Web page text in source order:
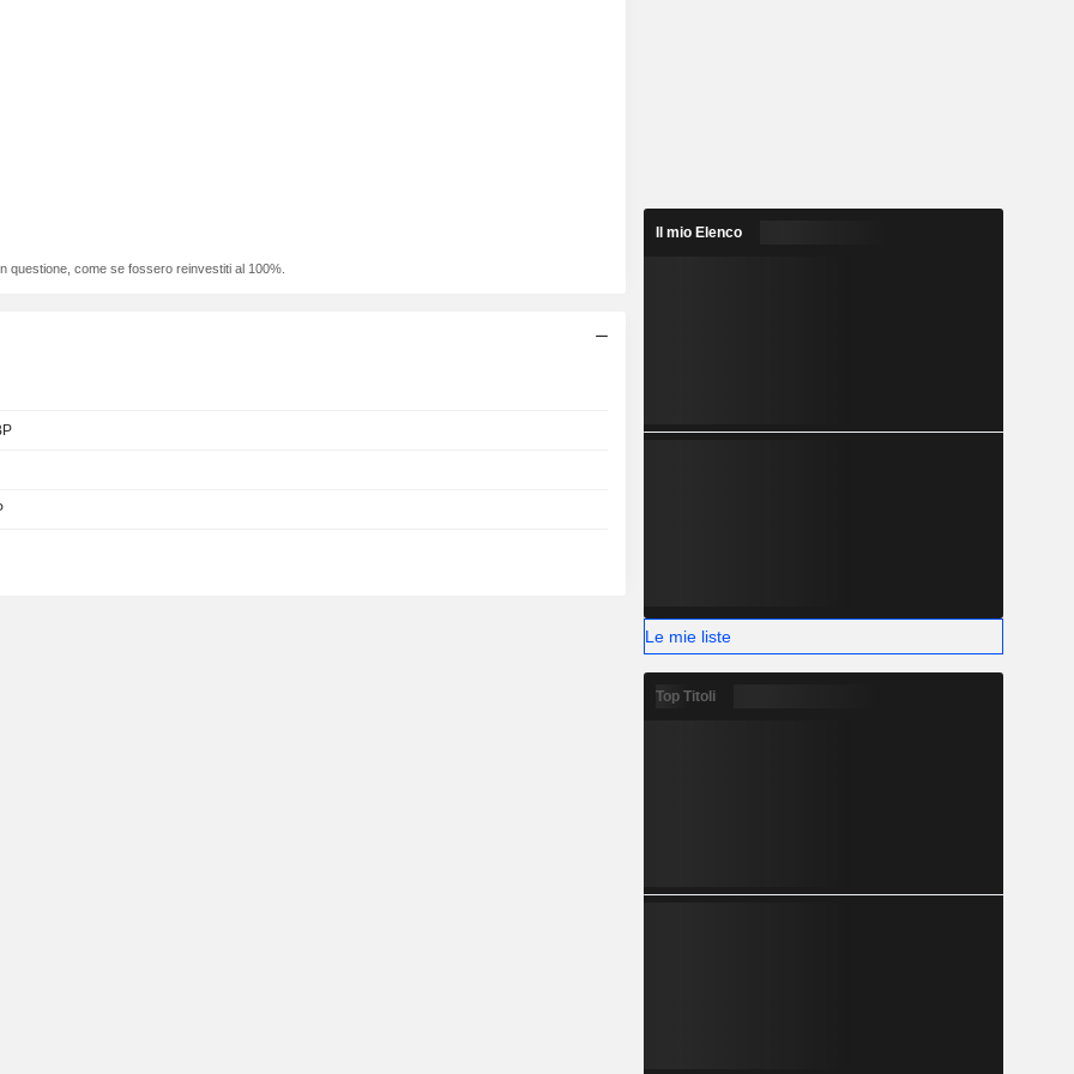
questione, come se fossero reinvestiti al 100%.
Il mio Elenco
Le mie liste
Top Titoli